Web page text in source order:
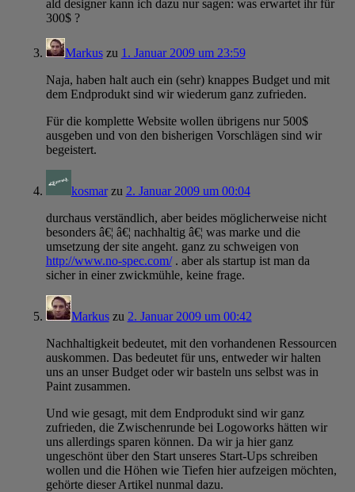
ald designer kann ich dazu nur sagen: was erwartet ihr für
300$ ?
Markuszu 1. Januar 2009 um 23:59
Naja, haben halt auch ein (sehr) knappes Budget und mit
dem Endprodukt sind wir wiederum ganz zufrieden.
Für die komplette Website wollen übrigens nur 500$
ausgeben und von den bisherigen Vorschlägen sind wir
begeistert.
kosmarzu 2. Januar 2009 um 00:04
durchaus verständlich, aber beides möglicherweise nicht
besonders â€¦ â€¦ nachhaltig â€¦ was marke und die
umsetzung der site angeht. ganz zu schweigen von
http://www.no-spec.com/. aber als startup ist man da
sicher in einer zwickmühle, keine frage.
Markuszu 2. Januar 2009 um 00:42
Nachhaltigkeit bedeutet, mit den vorhandenen Ressourcen
auskommen. Das bedeutet für uns, entweder wir halten
uns an unser Budget oder wir basteln uns selbst was in
Paint zusammen.
Und wie gesagt, mit dem Endprodukt sind wir ganz
zufrieden, die Zwischenrunde bei Logoworks hätten wir
uns allerdings sparen können. Da wir ja hier ganz
ungeschönt über den Start unseres Start-Ups schreiben
wollen und die Höhen wie Tiefen hier aufzeigen möchten,
gehörte dieser Artikel nunmal dazu.